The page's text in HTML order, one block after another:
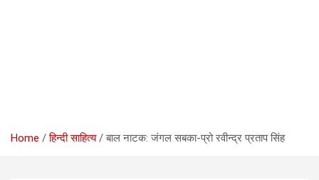
Home हिन्दी साहित्य बाल नाटक: जंगल सबका-प्रो रवीन्द्र प्रताप सिंह